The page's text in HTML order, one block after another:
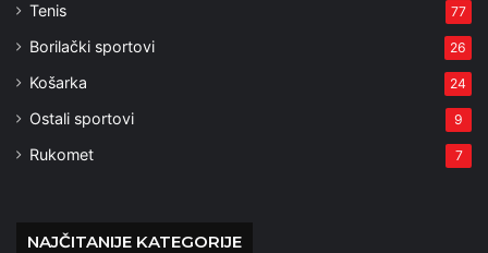
Tenis 77
Borilački sportovi 26
Košarka 24
Ostali sportovi 9
Rukomet 7
NAJČITANIJE KATEGORIJE